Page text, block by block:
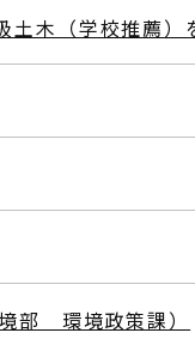
土木（学校推薦）
部 環境政策課）